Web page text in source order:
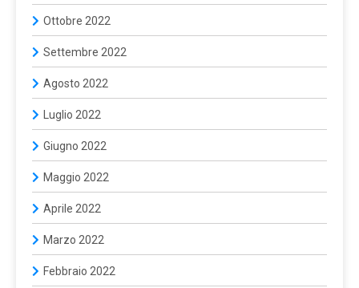
Ottobre 2022
Settembre 2022
Agosto 2022
Luglio 2022
Giugno 2022
Maggio 2022
Aprile 2022
Marzo 2022
Febbraio 2022